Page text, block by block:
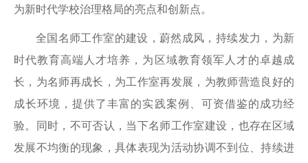
为新时代学校治理格局的亮点和创新点。
全国名师工作室的建设，蔚然成风，持续发力，为新
时代教育高端人才培养，为区域教育领军人才的卓越成
长，为名师再成长，为工作室再发展，为教师营造良好的
成长环境，提供了丰富的实践案例、可资借鉴的成功经
验。同时，不可否认，当下名师工作室建设，也存在区域
发展不均衡的现象，具体表现为活动协调不到位、持续进